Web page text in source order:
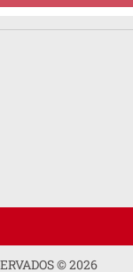
©2026